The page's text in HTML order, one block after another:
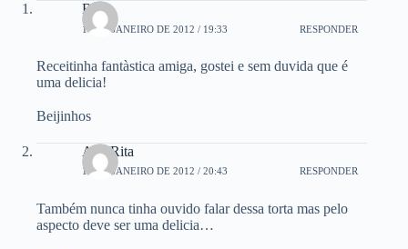
Beth
17 DE JANEIRO DE 2012 / 19:33 RESPONDER
Receitinha fantàstica amiga, gostei e sem duvida que é
uma delicia!
Beijinhos
Ana Rita
17 DE JANEIRO DE 2012 / 20:43 RESPONDER
Também nunca tinha ouvido falar dessa torta mas pelo
aspecto deve ser uma delicia…